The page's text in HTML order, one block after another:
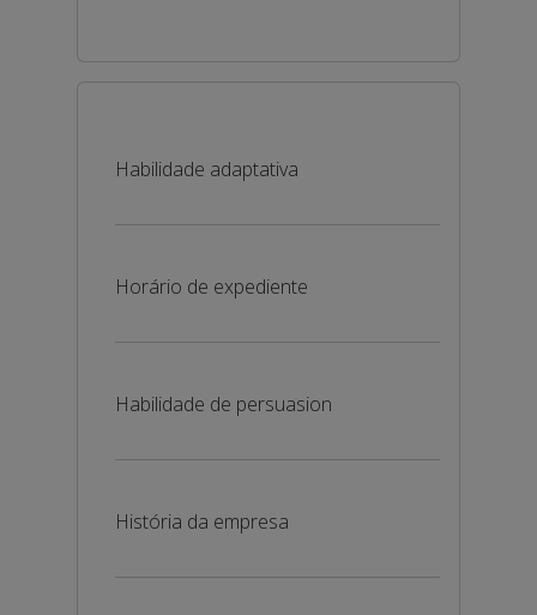
Habilidade adaptativa
Horário de expediente
Habilidade de persuasion
História da empresa